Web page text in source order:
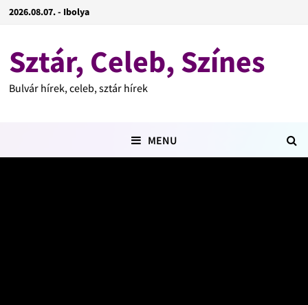
2026.08.07. - Ibolya
Sztár, Celeb, Színes
Bulvár hírek, celeb, sztár hírek
MENU